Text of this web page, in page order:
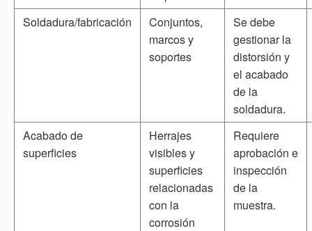
Soldadura/fabricación
Conjuntos,
marcos y
soportes
Se debe
gestionar la
distorsión y
el acabado
de la
soldadura.
Acabado de
superficies
Herrajes
visibles y
superficies
relacionadas
con la
corrosión
Requiere
aprobación e
inspección
de la
muestra.